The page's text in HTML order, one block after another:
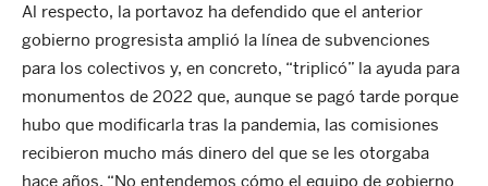
Al respecto, la portavoz ha defendido que el anterior
gobierno progresista amplió la línea de subvenciones
para los colectivos y, en concreto, “triplicó” la ayuda para
monumentos de 2022 que, aunque se pagó tarde porque
hubo que modificarla tras la pandemia, las comisiones
recibieron mucho más dinero del que se les otorgaba
hace años. “No entendemos cómo el equipo de gobierno